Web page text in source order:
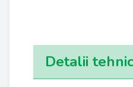
Detalii